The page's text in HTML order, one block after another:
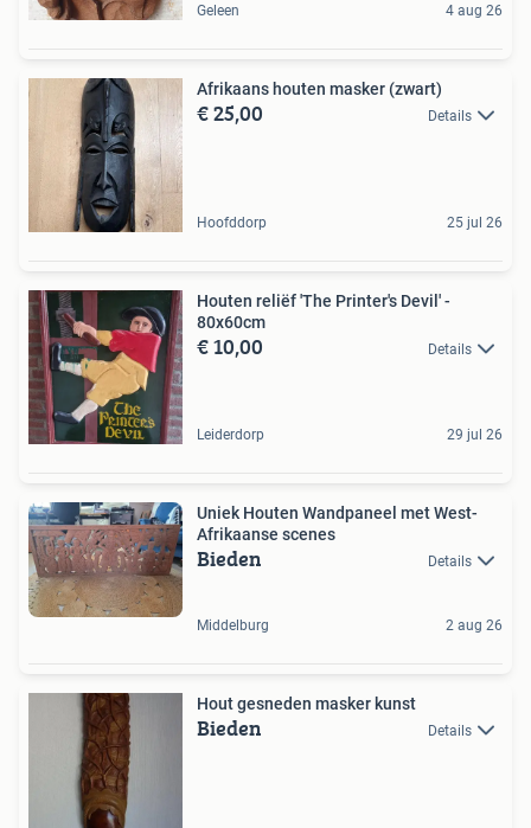
Geleen 4 aug 26
Afrikaans houten masker (zwart)
€ 25,00 Details
Hoofddorp 25 jul 26
Houten reliëf 'The Printer's Devil' -
80x60cm
€ 10,00 Details
Leiderdorp 29 jul 26
Uniek Houten Wandpaneel met West-
Afrikaanse scenes
Bieden Details
Middelburg 2 aug 26
Hout gesneden masker kunst
Bieden Details